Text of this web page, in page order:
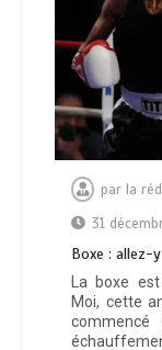
par la
31
Boxe : allez-
La boxe
Moi, cette